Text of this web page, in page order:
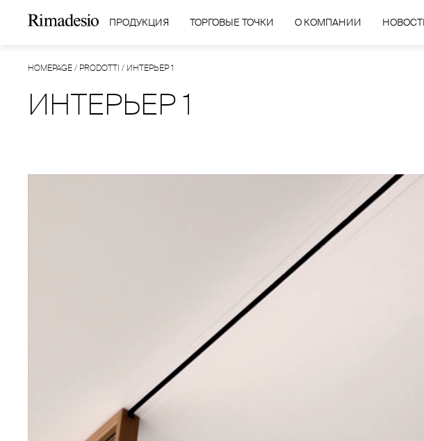
ПРОДУКЦИЯ ТОРГОВЫЕ ТОЧКИ О КОМПАНИИ
HOMEPAGE/ PRODOTTI / ИНТЕРЬЕР 1
ИНТЕРЬЕР 1